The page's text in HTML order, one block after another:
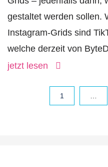
gestaltet werden sollen.
Instagram-Grids sind
welche derzeit von
jetzt lesen
1